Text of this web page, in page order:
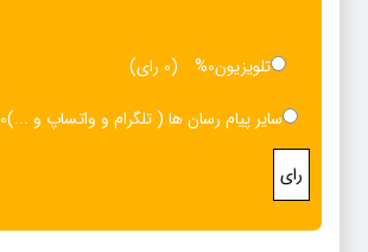
تلویزیون0%
(0 رای)
سایر پیام رسان ها ( تلگرام و واتساپ و ...)0%
رای